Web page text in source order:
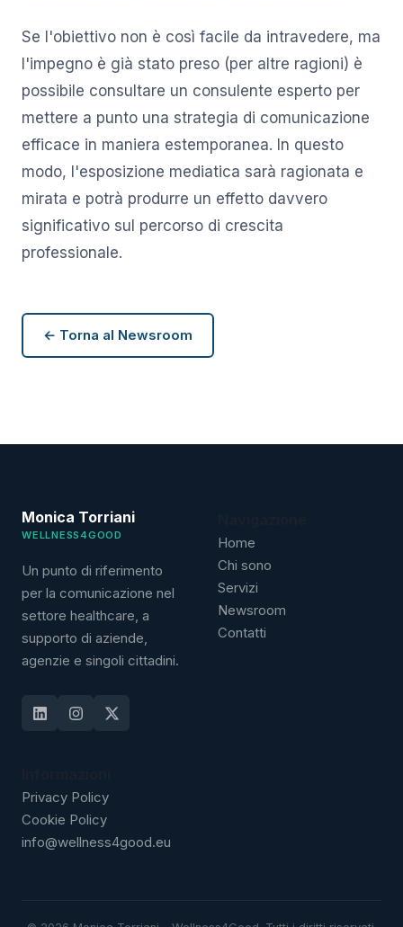
Se l'obiettivo non è così facile da intravedere, ma
l'impegno è già stato preso (per altre ragioni) è
possibile consultare un consulente esperto per
mettere a punto una strategia di comunicazione
efficace in maniera estemporanea. In questo
modo, l'esposizione mediatica sarà ragionata e
mirata e potrà produrre un effetto davvero
significativo sul percorso di crescita
professionale.
← Torna al Newsroom
Monica Torriani
WELLNESS4GOOD
Un punto di riferimento
per la comunicazione nel
settore healthcare, a
supporto di aziende,
agenzie e singoli cittadini.
Home
Chi sono
Servizi
Newsroom
Contatti
Privacy Policy
Cookie Policy
info@wellness4good.eu